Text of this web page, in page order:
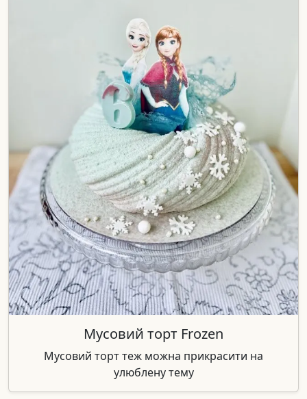
Мусовий торт Frozen
Мусовий торт теж можна прикрасити на
улюблену тему